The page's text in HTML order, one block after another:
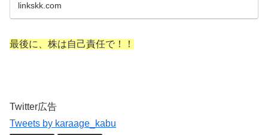
linkskk.com
最後に、株は自己責任で！！
Twitter広告
Tweets by karaage_kabu